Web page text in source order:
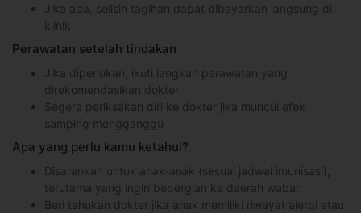
Jika ada, selisih tagihan dapat dibayarkan langsung di
klinik
Perawatan setelah tindakan
Jika diperlukan, ikuti langkah perawatan yang
direkomendasikan dokter
Segera periksakan diri ke dokter jika muncul efek
samping mengganggu
Apa yang perlu kamu ketahui?
Disarankan untuk anak-anak (sesuai jadwal imunisasi),
terutama yang ingin bepergian ke daerah wabah
Beri tahukan dokter jika anak memiliki riwayat alergi atau